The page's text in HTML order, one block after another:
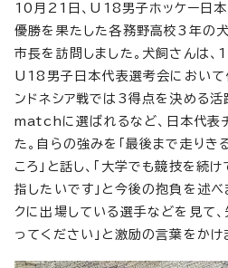
10月21日、U18男子ホッケー日
優勝を果たした各務野高校3年の
市長を訪問しました。犬飼さんは
U18男子日本代表選考会において
ンドネシア戦では3得点を決め
matchに選ばれるなど、日本代表
た。自らの強みを「最後まで走りき
ころ」と話し、「大学でも競技を続
指したいです」と今後の抱負を述べ
クに出場している選手などを見て
ってください」と激励の言葉をかけ